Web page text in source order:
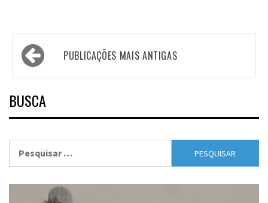
Navegação
por
posts
PUBLICAÇÕES MAIS ANTIGAS
BUSCA